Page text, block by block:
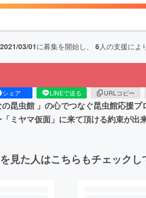
2021/03/01に募集を開始し、 6人の支援によ
シェア LINEで送る URLコピー
昆虫館 」の心でつなぐ昆虫館応援
ミヤマ仮面」に来て頂ける約束が出
見た人はこちらもチェックし